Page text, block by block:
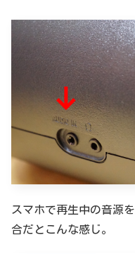
スマホで再生中の音源を
合だとこんな感じ。